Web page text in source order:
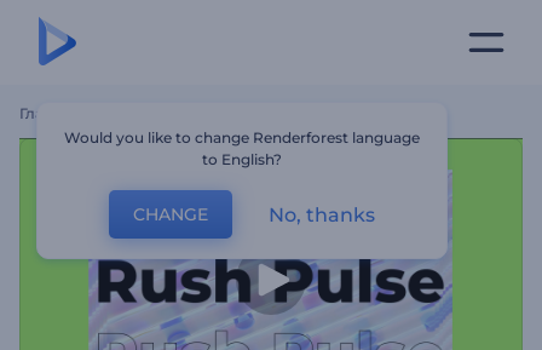
Главная
Would you like to change Renderforest language
to English?
CHANGE No, thanks